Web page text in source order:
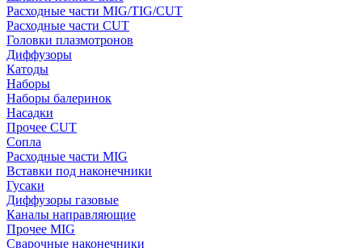
Расходные части MIG/TIG/CUT
Расходные части CUT
Головки плазмотронов
Диффузоры
Катоды
Наборы
Наборы балеринок
Насадки
Прочее CUT
Сопла
Расходные части MIG
Вставки под наконечники
Гусаки
Диффузоры газовые
Каналы направляющие
Прочее MIG
Сварочные наконечники